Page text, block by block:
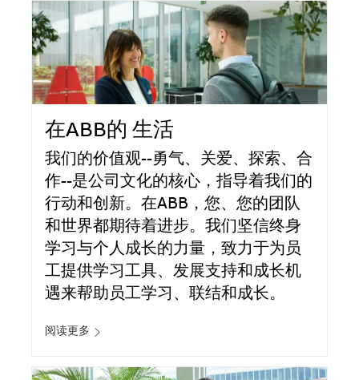
在ABB的 生活
我们的价值观--勇气、关爱、探索、合
作--是公司文化的核心，指导着我们的
行动和创新。在ABB，您、您的团队
和世界都期待着进步。我们坚信终身
学习与个人成长的力量，致力于为员
工提供学习工具、发展支持和成长机
遇来帮助员工学习、联结和成长。
阅读更多